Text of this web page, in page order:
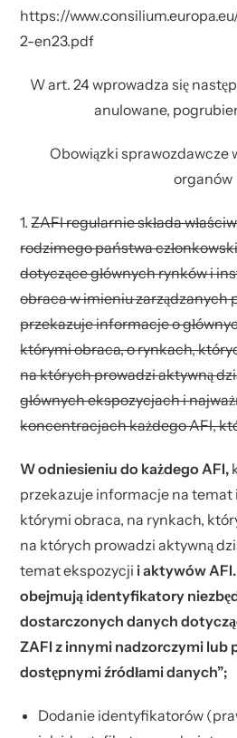
https://
2-en23.pdf
W art. 24 wprowadza się
anulowane,
Obowiązki sprawozdawcze
organów
1.ZAFI regularnie składa
rodzimego państwa
dotyczące głównych rynków i
obraca w imieniu zarządzanych
przekazuje informacje o
którymi obraca, o rynkach,
na których prowadzi aktywną
głównych ekspozycjach i
koncentracjach każdego AFI,
W odniesieniu do każdego AFI,
przekazuje informacje na
którymi obraca, na rynkach,
na których prowadzi aktywną
temat ekspozycji i aktywów
obejmują identyfikatory
dostarczonych danych
ZAFI z innymi nadzorczymi lub
dostępnymi źródłami danych”;
Dodanie identyfikatorów